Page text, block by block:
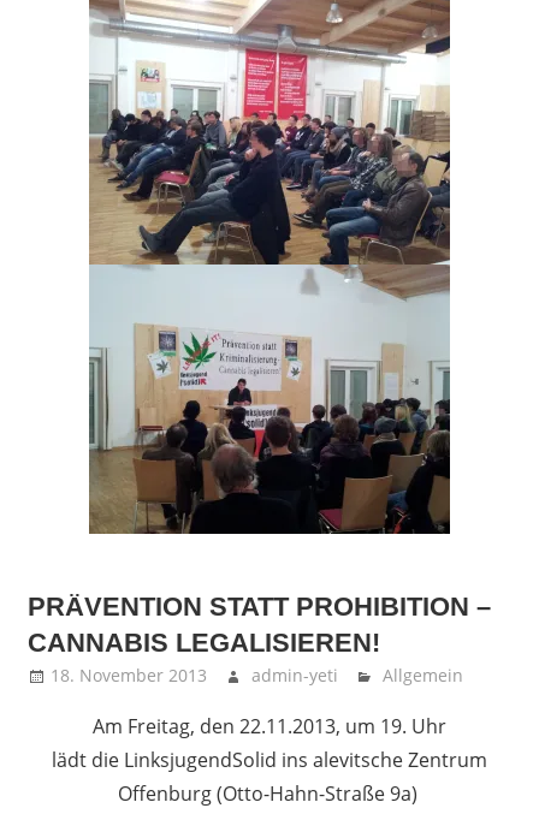
PRÄVENTION STATT PROHIBITION –
CANNABIS LEGALISIEREN!
18. November 2013 admin-yeti Allgemein
Am Freitag, den 22.11.2013, um 19. Uhr
lädt die LinksjugendSolid ins alevitsche Zentrum
Offenburg (Otto-Hahn-Straße 9a)